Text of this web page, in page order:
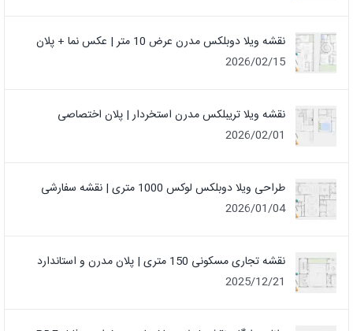
نقشه ویلا دوبلکس مدرن عرض 10 متر | عکس نما + پلان
2026/02/15
نقشه ویلا تریبلکس مدرن استخردار | پلان اختصاصی
2026/02/01
طراحی ویلا دوبلکس لوکس 1000 متری | نقشه سفارشی
2026/01/04
نقشه تجاری مسکونی 150 متری | پلان مدرن و استاندارد
2025/12/21